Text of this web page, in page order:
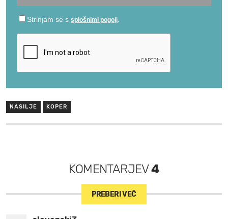
NASILJE KOPER
KOMENTARJEV4
PREBERI VEČ